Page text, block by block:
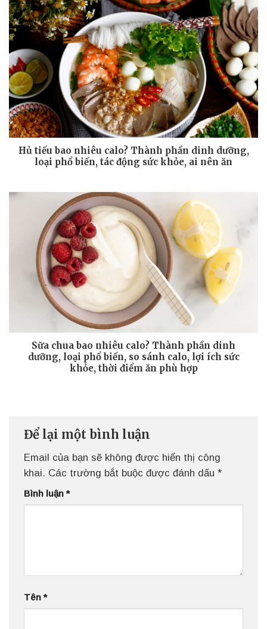
Hủ tiếu bao nhiêu calo? Thành phần dinh dưỡng,
loại phổ biến, tác động sức khỏe, ai nên ăn
Sữa chua bao nhiêu calo? Thành phần dinh
dưỡng, loại phổ biến, so sánh calo, lợi ích sức
khỏe, thời điểm ăn phù hợp
Để lại một bình luận
Email của bạn sẽ không được hiển thị công
khai. Các trường bắt buộc được đánh dấu *
Bình luận*
Tên*